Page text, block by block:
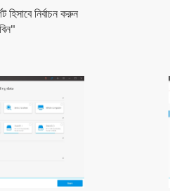
হিসাবে নির্বাচন করুন